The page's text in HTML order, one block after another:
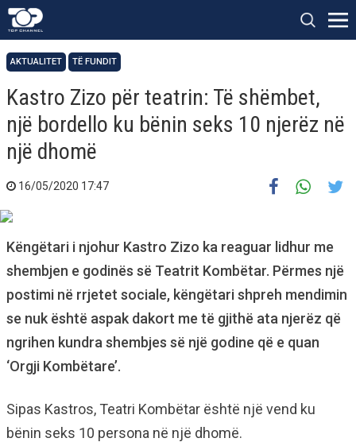
AKTUALITET TË FUNDIT
Kastro Zizo për teatrin: Të shëmbet,
një bordello ku bënin seks 10 njerëz në
një dhomë
16/05/2020 17:47
Këngëtari i njohur Kastro Zizo ka reaguar lidhur me
shembjen e godinës së Teatrit Kombëtar. Përmes një
postimi në rrjetet sociale, këngëtari shpreh mendimin
se nuk është aspak dakort me të gjithë ata njerëz që
ngrihen kundra shembjes së një godine që e quan
‘Orgji Kombëtare’.
Sipas Kastros, Teatri Kombëtar është një vend ku
bënin seks 10 persona në një dhomë.